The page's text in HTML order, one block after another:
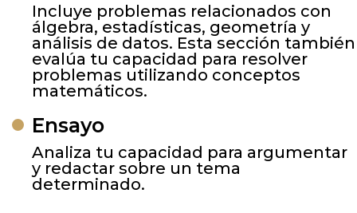
Incluye problemas relacionados con
álgebra, estadísticas, geometría y
análisis de datos. Esta sección también
evalúa tu capacidad para resolver
problemas utilizando conceptos
matemáticos.
Ensayo
Analiza tu capacidad para argumentar
y redactar sobre un tema
determinado.